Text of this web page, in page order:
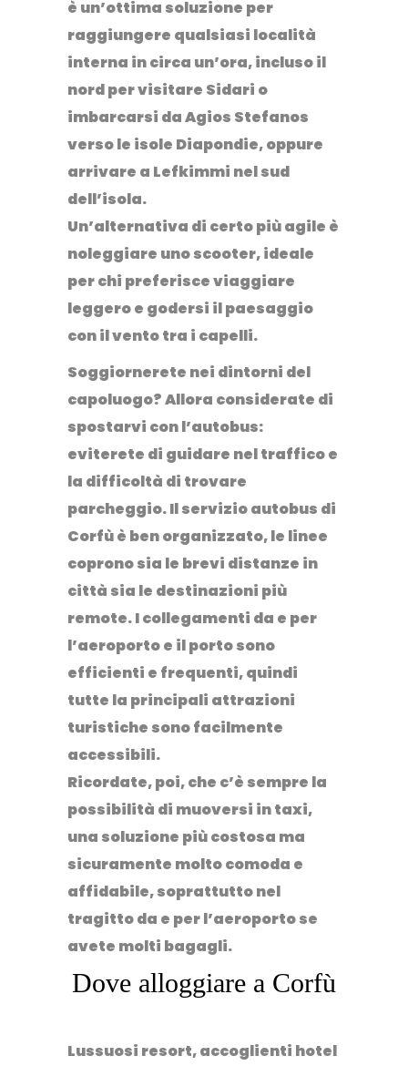
è un’ottima soluzione per
raggiungere qualsiasi località
interna in circa un’ora, incluso il
nord per visitare Sidari o
imbarcarsi da Agios Stefanos
verso le isole Diapondie, oppure
arrivare a Lefkimmi nel sud
dell’isola.
Un’alternativa di certo più agile è
noleggiare uno scooter, ideale
per chi preferisce viaggiare
leggero e godersi il paesaggio
con il vento tra i capelli.
Soggiornerete nei dintorni del
capoluogo? Allora considerate di
spostarvi con l’autobus:
eviterete di guidare nel traffico e
la difficoltà di trovare
parcheggio. Il servizio autobus di
Corfù è ben organizzato,le linee
coprono sia le brevi distanze in
cittàsia le destinazioni più
remote. I collegamenti da e per
l’aeroporto e il porto sono
efficienti e frequenti, quindi
tutte la principali attrazioni
turistiche sono facilmente
accessibili.
Ricordate, poi, che c’è sempre la
possibilità di muoversi in taxi,
una soluzione più costosa ma
sicuramente molto comoda e
affidabile, soprattutto nel
tragitto da e per l’aeroporto se
avete molti bagagli.
Dove alloggiare a Corfù
Lussuosi resort, accoglienti hotel